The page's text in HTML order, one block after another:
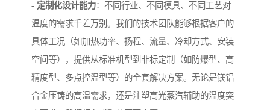
- 定制化设计能力：不同行业、不同模具、不同工艺对
温度的需求千差万别。我们的技术团队能够根据客户的
具体工况（如加热功率、扬程、流量、冷却方式、安装
空间等），提供从标准机型到非标定制（如防爆型、高
精度型、多点控温型等）的全套解决方案。无论是镁铝
合金压铸的高温需求，还是注塑高光蒸汽辅助的温度突